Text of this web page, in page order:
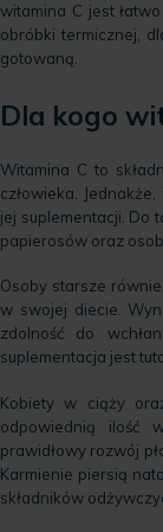
witamina C jest
obróbki termicznej,
gotowaną.
Dla kogo
Witamina C to
człowieka.
jej suplementacji. Do
papierosów oraz
Osoby starsze
w swojej diecie.
zdolność do
suplementacja jest
Kobiety w ciąży
odpowiednią ilość
prawidłowy rozwój
Karmienie piersią
składników